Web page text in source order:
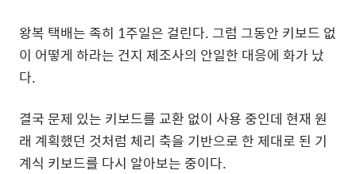
왕복 택배는 족히 1주일은 걸린다. 그럼 그동안 키보드 없
이 어떻게 하라는 건지 제조사의 안일한 대응에 화가 났
다.
결국 문제 있는 키보드를 교환 없이 사용 중인데 현재 원
래 계획했던 것처럼 체리 축을 기반으로 한 제대로 된 기
계식 키보드를 다시 알아보는 중이다.